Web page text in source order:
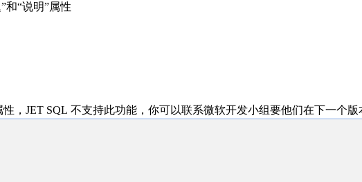
和“说明”属性
，JET SQL 不支持此功能，你可以联系微软开发小组要他们在下一个版